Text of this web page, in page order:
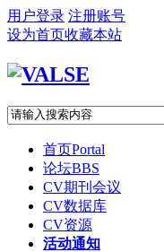
用户登录 注册账号
设为首页收藏本站
首页Portal
论坛BBS
CV期刊会议
CV数据库
CV资源
活动通知